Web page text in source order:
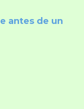
antes de un